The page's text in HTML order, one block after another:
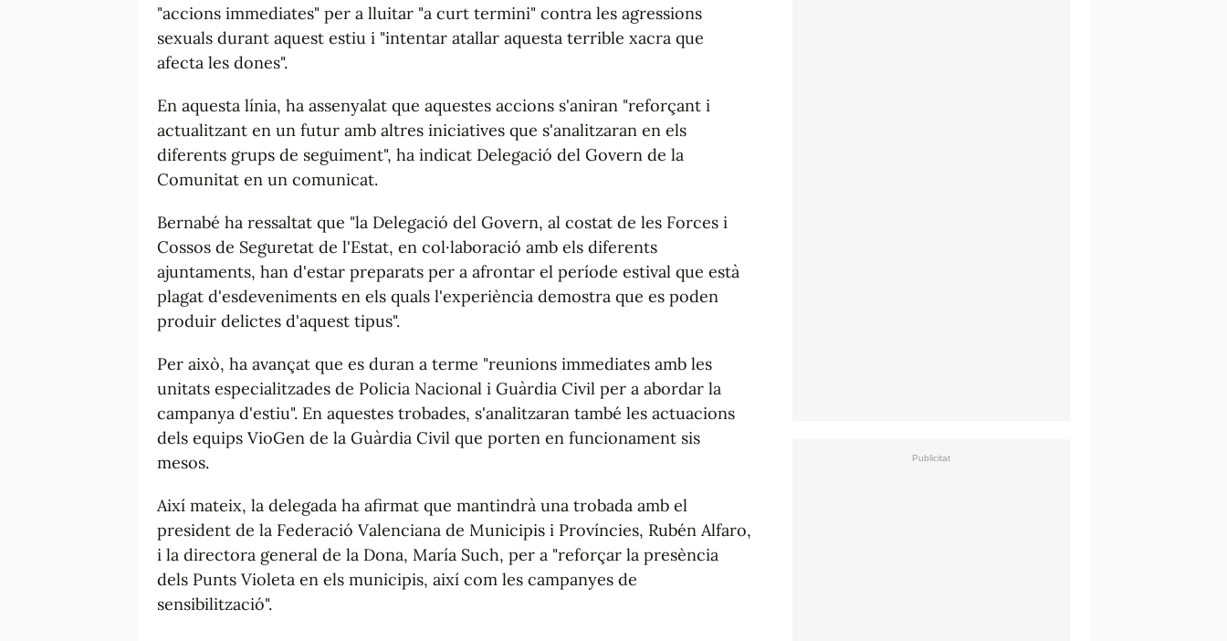
"accions immediates" per a lluitar "a curt termini" contra les agressions
sexuals durant aquest estiu i "intentar atallar aquesta terrible xacra que
afecta les dones".
En aquesta línia, ha assenyalat que aquestes accions s'aniran "reforçant i
actualitzant en un futur amb altres iniciatives que s'analitzaran en els
diferents grups de seguiment", ha indicat Delegació del Govern de la
Comunitat en un comunicat.
Bernabé ha ressaltat que "la Delegació del Govern, al costat de les Forces i
Cossos de Seguretat de l'Estat, en col·laboració amb els diferents
ajuntaments, han d'estar preparats per a afrontar el període estival que està
plagat d'esdeveniments en els quals l'experiència demostra que es poden
produir delictes d'aquest tipus".
Per això, ha avançat que es duran a terme "reunions immediates amb les
unitats especialitzades de Policia Nacional i Guàrdia Civil per a abordar la
campanya d'estiu". En aquestes trobades, s'analitzaran també les actuacions
dels equips VioGen de la Guàrdia Civil que porten en funcionament sis
mesos.
Així mateix, la delegada ha afirmat que mantindrà una trobada amb el
president de la Federació Valenciana de Municipis i Províncies, Rubén Alfaro,
i la directora general de la Dona, María Such, per a "reforçar la presència
dels Punts Violeta en els municipis, així com les campanyes de
sensibilització".